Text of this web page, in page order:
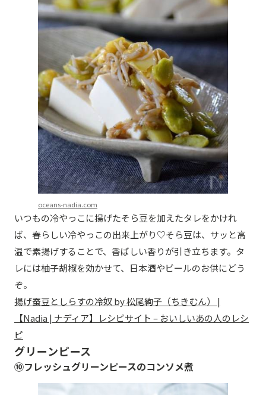
oceans-nadia.com
いつもの冷やっこに揚げたそら豆を加えたタレをかけれ
ば、春らしい冷やっこの出来上がり♡そら豆は、サッと高
温で素揚げすることで、香ばしい香りが引き立ちます。タ
レには柚子胡椒を効かせて、日本酒やビールのお供にどう
ぞ。
揚げ蚕豆としらすの冷奴 by 松尾絢子（ちきむん） |
【Nadia | ナディア】レシピサイト – おいしいあの人のレシ
ピ
グリーンピース
⑩フレッシュグリーンピースのコンソメ煮